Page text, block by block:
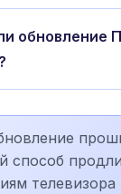
обновление
способ
телевизора